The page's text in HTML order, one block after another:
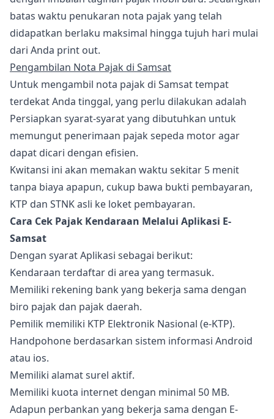
batas waktu penukaran nota pajak yang telah
didapatkan berlaku maksimal hingga tujuh hari mulai
dari Anda print out.
Pengambilan Nota Pajak di Samsat
Untuk mengambil nota pajak di Samsat tempat
terdekat Anda tinggal, yang perlu dilakukan adalah
Persiapkan syarat-syarat yang dibutuhkan untuk
memungut penerimaan pajak sepeda motor agar
dapat dicari dengan efisien.
Kwitansi ini akan memakan waktu sekitar 5 menit
tanpa biaya apapun, cukup bawa bukti pembayaran,
KTP dan STNK asli ke loket pembayaran.
Cara Cek Pajak Kendaraan Melalui Aplikasi E-
Samsat
Dengan syarat Aplikasi sebagai berikut:
Kendaraan terdaftar di area yang termasuk.
Memiliki rekening bank yang bekerja sama dengan
biro pajak dan pajak daerah.
Pemilik memiliki KTP Elektronik Nasional (e-KTP).
Handpohone berdasarkan sistem informasi Android
atau ios.
Memiliki alamat surel aktif.
Memiliki kuota internet dengan minimal 50 MB.
Adapun perbankan yang bekerja sama dengan E-